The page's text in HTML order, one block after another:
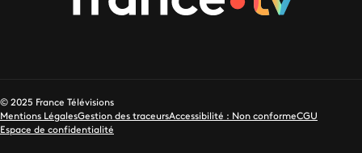
© 2025 France Télévisions
Mentions LégalesGestion des traceursAccessibilité : Non conformeCGU
Espace de confidentialité